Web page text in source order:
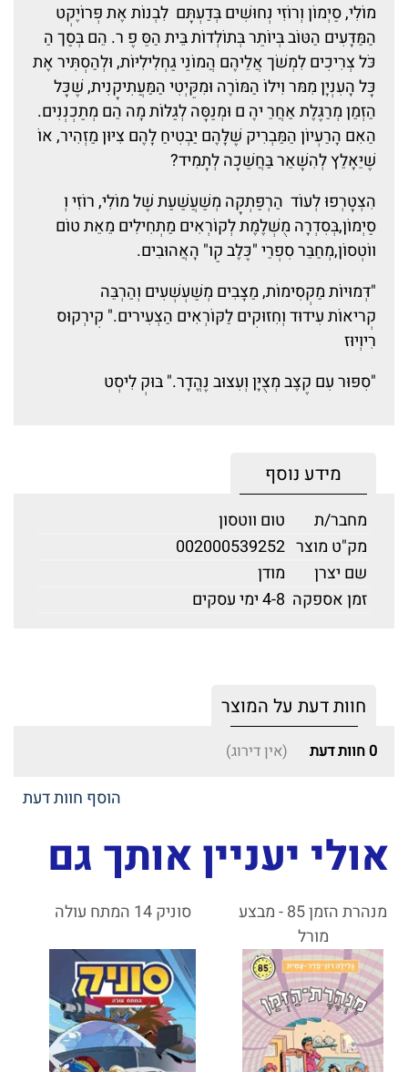
מוֹלִי, סַיְמוֹן וְרוֹזִי נְחוּשִׁים בְּדַעְתָּם לִבְנוֹת אֶת פְּרוֹיֶקְט
הַמַּדָּעִים הַטּוֹב בְּיוֹתֵר בְּתוֹלְדוֹת בֵּית הַסֵּ פֶ ר. הֵם בְּסַך הַ
כֹּל צְרִיכִים לִמְשֹׁך אֲלֵיהֶם הֲמוֹנֵי גַּחְלִילִיּוֹת, וּלְהַסְתִּיר אֶת
כָּל הָעִנְיָן מִמּר וִילוֹ הַמּוֹרֶה וּמִקֵּיְטִי הַמַּעֲתִיקָנִית, שֶׁכָּל
הַזְּמַן מְרַגֶּלֶת אַחֲרֵ יהֶ ם וּמְנַסָּה לְגַלּוֹת מָה הֵם מְתַכְנְנִים.
הַאִם הָרַעְיוֹן הַמַּבְרִיק שֶׁלָּהֶם יַבְטִיחַ לָהֶם צִיּוּן מַזְהִיר, אוֹ
שֶׁיֵּאָלֵץ לְהִשָּׁאֵר בַּחֲשֵׁכָה לְתָמִיד?
הִצְטָרְפוּ לְעוֹד הַרְפַּתְקָה מְשַׁעֲשַׁעַת שֶׁל מוֹלִי, רוֹזִי וְ
סַיְמוֹן,בְּסִדְרָה מֻשְׁלֶמֶת לְקוֹרְאִים מַתְחִילִים מֵאֵת טוֹם
ווֹטְסוֹן,מְחַבֵּר סִפְרֵי "כֶּלֶב קַו" הָאֲהוּבִים.
"דְּמוּיוֹת מַקְסִימוֹת, מַצָּבִים מְשַׁעְשְׁעִים וְהַרְבֵּה
קְריאוֹת עִידוּד וְחִזּוּקִים לַקּוֹרְאִים הַצְּעִירים." קִירְקוּס
רִיוְיוּז
"סִפּוּר עִם קֶצֶב מְצֻיָּן וְעִצּוּב נֶהֱדָר." בּוּקְ לִיסְט
מידע נוסף
מחבר/ת
טום ווטסון
מק"ט מוצר 002000539252
שם יצרן
מודן
זמן אספקה 4-8 ימי עסקים
חוות דעת על המוצר
0 חוות דעת (אין דירוג)
הוסף חוות דעת
אולי יעניין אותך גם
מנהרת הזמן 85 - מבצע
מורל
סוניק 14 המתח עולה